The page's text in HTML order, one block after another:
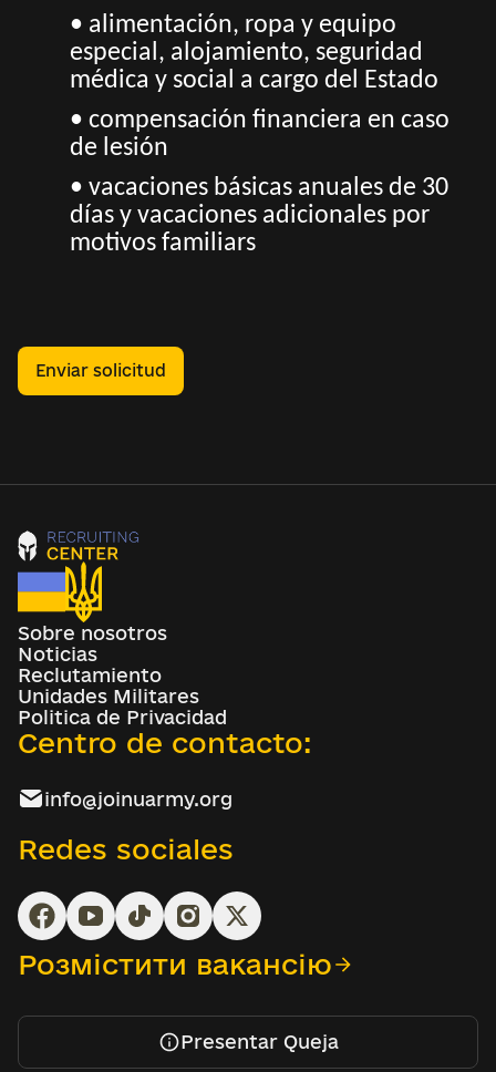
• alimentación, ropa y equipo
especial, alojamiento, seguridad
médica y social a cargo del Estado
• compensación financiera en caso
de lesión
• vacaciones básicas anuales de 30
días y vacaciones adicionales por
motivos familiars
Enviar solicitud
Sobre nosotros
Noticias
Reclutamiento
Unidades Militares
Politica de Privacidad
Centro de contacto:
info@joinuarmy.org
Redes sociales
Розмістити вакансію
Presentar Queja